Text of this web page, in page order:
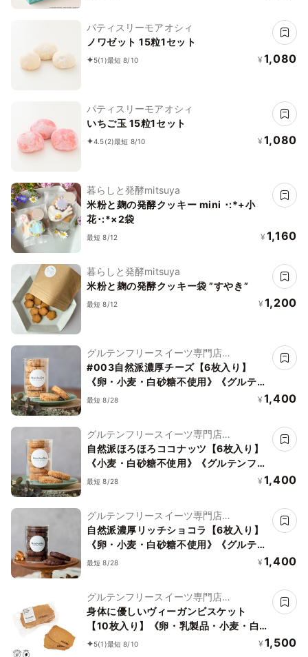
パティスリーモアオシィ
ノワゼット 15粒1セット
5(1)最短 8/10 ¥ 1,080
パティスリーモアオシィ
いちご玉 15粒1セット
4.5(2)最短 8/10 ¥ 1,080
暮らしと発酵mitsuya
米粉と麹の発酵クッキー mini ･:*+小
花･:*×2袋
最短 8/12 ¥ 1,160
暮らしと発酵mitsuya
米粉と麹の発酵クッキー袋 ”すやき”
最短 8/12 ¥ 1,200
グルテンフリースイーツ専門店
NachuRa(ナチュラ)-南青山-
#003自然派濃厚チーズ【6枚入り】
《卵・小麦・白砂糖不使用》《グルテン
フリー》《アレルギー配慮》
最短 8/28 ¥ 1,400
グルテンフリースイーツ専門店
NachuRa(ナチュラ)-南青山-
自然派ほろほろココナッツ【6枚入り】
《小麦・白砂糖不使用》《グルテンフリ
ー》《アレルギー配慮》
最短 8/28 ¥ 1,400
グルテンフリースイーツ専門店
NachuRa(ナチュラ)-南青山-
自然派濃厚リッチショコラ【6枚入り】
《卵・小麦・白砂糖不使用》《グルテン
フリー》《アレルギー配慮》
最短 8/28 ¥ 1,400
グルテンフリースイーツ専門店
NachuRa(ナチュラ)-南青山-
身体に優しいヴィーガンビスケット
【10枚入り】《卵・乳製品・小麦・白
砂糖不使用》《ヴィーガンスイーツ》
5(1)最短 8/10 ¥ 1,500